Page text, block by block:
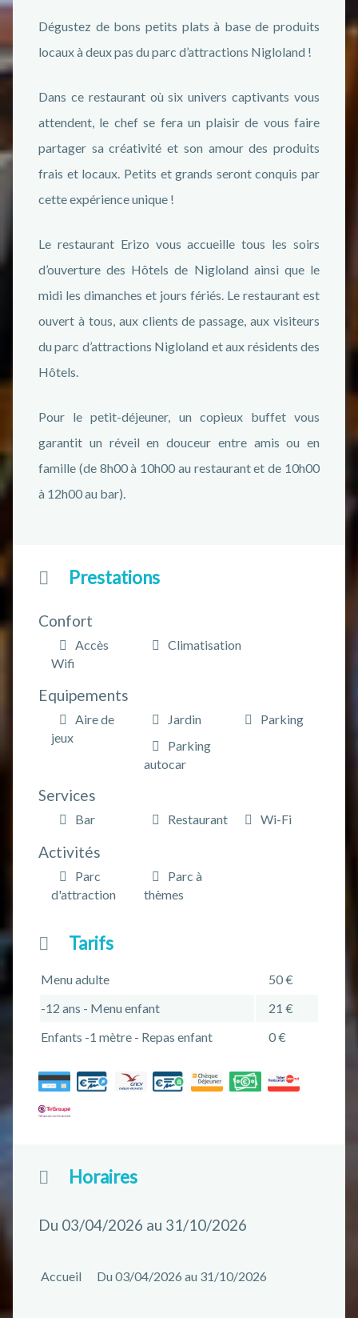
Dégustez de bons petits plats à base de produits
locaux à deux pas du parc d’attractions Nigloland !
Dans ce restaurant où six univers captivants vous
attendent, le chef se fera un plaisir de vous faire
partager sa créativité et son amour des produits
frais et locaux. Petits et grands seront conquis par
cette expérience unique !
Le restaurant Erizo vous accueille tous les soirs
d’ouverture des Hôtels de Nigloland ainsi que le
midi les dimanches et jours fériés. Le restaurant est
ouvert à tous, aux clients de passage, aux visiteurs
du parc d’attractions Nigloland et aux résidents des
Hôtels.
Pour le petit-déjeuner, un copieux buffet vous
garantit un réveil en douceur entre amis ou en
famille (de 8h00 à 10h00 au restaurant et de 10h00
à 12h00 au bar).
Prestations
Confort
Accès
Wifi
Climatisation
Equipements
Aire de
jeux
Jardin
Parking
Parking
autocar
Services
Bar Restaurant Wi-Fi
Activités
Parc
d'attraction
Parc à
thèmes
Tarifs
Menu adulte
50 €
-12 ans - Menu enfant
21 €
Enfants -1 mètre - Repas enfant
0 €
Horaires
Du 03/04/2026 au 31/10/2026
Accueil Du 03/04/2026 au 31/10/2026